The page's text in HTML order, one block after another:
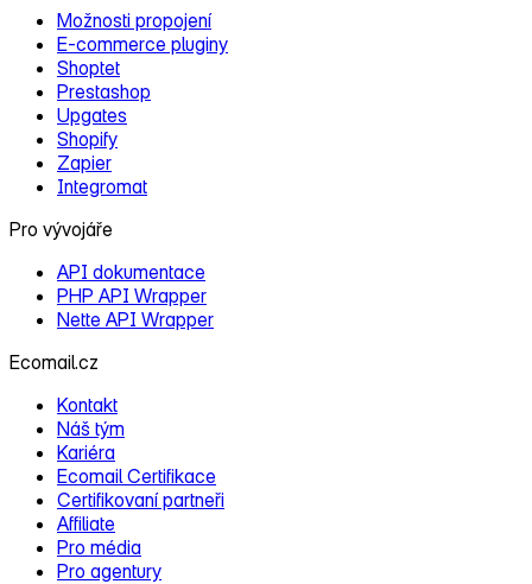
Možnosti propojení
E‑commerce pluginy
Shoptet
Prestashop
Upgates
Shopify
Zapier
Integromat
Pro vývojáře
API dokumentace
PHP API Wrapper
Nette API Wrapper
Ecomail.cz
Kontakt
Náš tým
Kariéra
Ecomail Certifikace
Certifikovaní partneři
Affiliate
Pro média
Pro agentury